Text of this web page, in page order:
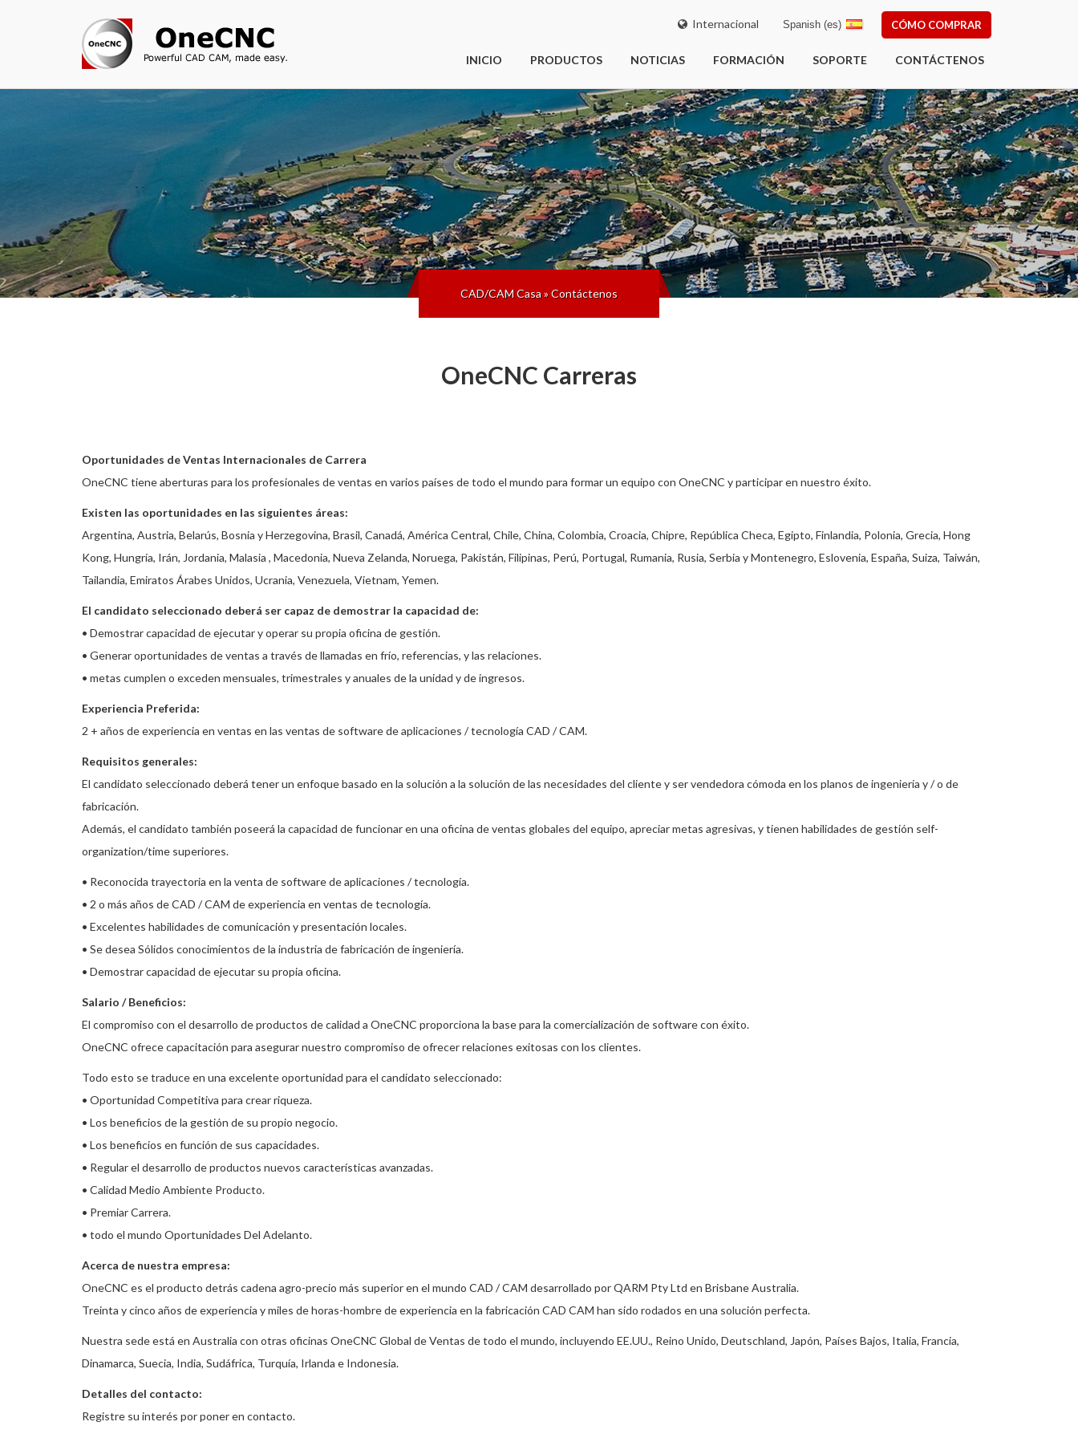
Internacional CÓMO COMPRAR
Spanish (es)
INICIO PRODUCTOS NOTICIAS FORMACIÓN SOPORTE CONTÁCTENOS
CAD/CAM Casa»Contáctenos
OneCNC Carreras
Oportunidades de Ventas Internacionales de Carrera
OneCNC tiene aberturas para los profesionales de ventas en varios países de todo el mundo para formar un equipo con OneCNC y participar en nuestro éxito.
Existen las oportunidades en las siguientes áreas:
Argentina, Austria, Belarús, Bosnia y Herzegovina, Brasil, Canadá, América Central, Chile, China, Colombia, Croacia, Chipre, República Checa, Egipto, Finlandia, Polonia, Grecia, Hong
Kong, Hungría, Irán, Jordania, Malasia , Macedonia, Nueva Zelanda, Noruega, Pakistán, Filipinas, Perú, Portugal, Rumania, Rusia, Serbia y Montenegro, Eslovenia, España, Suiza, Taiwán,
Tailandia, Emiratos Árabes Unidos, Ucrania, Venezuela, Vietnam, Yemen.
El candidato seleccionado deberá ser capaz de demostrar la capacidad de:
• Demostrar capacidad de ejecutar y operar su propia oficina de gestión.
• Generar oportunidades de ventas a través de llamadas en frío, referencias, y las relaciones.
• metas cumplen o exceden mensuales, trimestrales y anuales de la unidad y de ingresos.
Experiencia Preferida:
2 + años de experiencia en ventas en las ventas de software de aplicaciones / tecnología CAD / CAM.
Requisitos generales:
El candidato seleccionado deberá tener un enfoque basado en la solución a la solución de las necesidades del cliente y ser vendedora cómoda en los planos de ingeniería y / o de
fabricación.
Además, el candidato también poseerá la capacidad de funcionar en una oficina de ventas globales del equipo, apreciar metas agresivas, y tienen habilidades de gestión self-
organization/time superiores.
• Reconocida trayectoria en la venta de software de aplicaciones / tecnología.
• 2 o más años de CAD / CAM de experiencia en ventas de tecnología.
• Excelentes habilidades de comunicación y presentación locales.
• Se desea Sólidos conocimientos de la industria de fabricación de ingeniería.
• Demostrar capacidad de ejecutar su propia oficina.
Salario / Beneficios:
El compromiso con el desarrollo de productos de calidad a OneCNC proporciona la base para la comercialización de software con éxito.
OneCNC ofrece capacitación para asegurar nuestro compromiso de ofrecer relaciones exitosas con los clientes.
Todo esto se traduce en una excelente oportunidad para el candidato seleccionado:
• Oportunidad Competitiva para crear riqueza.
• Los beneficios de la gestión de su propio negocio.
• Los beneficios en función de sus capacidades.
• Regular el desarrollo de productos nuevos características avanzadas.
• Calidad Medio Ambiente Producto.
• Premiar Carrera.
• todo el mundo Oportunidades Del Adelanto.
Acerca de nuestra empresa:
OneCNC es el producto detrás cadena agro-precio más superior en el mundo CAD / CAM desarrollado por QARM Pty Ltd en Brisbane Australia.
Treinta y cinco años de experiencia y miles de horas-hombre de experiencia en la fabricación CAD CAM han sido rodados en una solución perfecta.
Nuestra sede está en Australia con otras oficinas OneCNC Global de Ventas de todo el mundo, incluyendo EE.UU., Reino Unido, Deutschland, Japón, Países Bajos, Italia, Francia,
Dinamarca, Suecia, India, Sudáfrica, Turquía, Irlanda e Indonesia.
Detalles del contacto:
Registre su interés por poner en contacto.